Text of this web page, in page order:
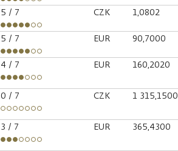
5 / 7 CZK 1,0802
5 / 7 EUR 90,7000
4 / 7 EUR 160,2020
0 / 7 CZK 1 315,1500
3 / 7 EUR 365,4300